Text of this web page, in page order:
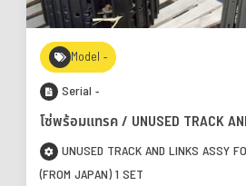
Model -
Serial -
โซ่พร้อมแทรค / UNUSED TRACK
UNUSED TRACK AND LINKS ASSY
(FROM JAPAN) 1 SET